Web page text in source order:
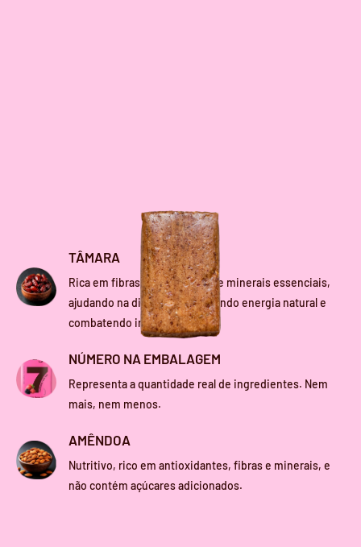
TÂMARA
Rica em fibras, antioxidantes e minerais essenciais,
ajudando na digestão, fornecendo energia natural e
combatendo inflamações.
NÚMERO NA EMBALAGEM
Representa a quantidade real de ingredientes. Nem
mais, nem menos.
AMÊNDOA
Nutritivo, rico em antioxidantes, fibras e minerais, e
não contém açúcares adicionados.